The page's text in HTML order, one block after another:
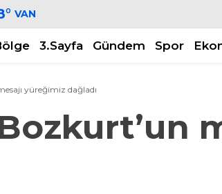
° VAN
3.Sayfa Gündem Spor
yüreğimiz dağladı